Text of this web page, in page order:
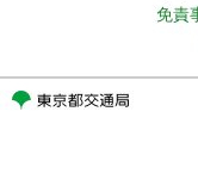
免責